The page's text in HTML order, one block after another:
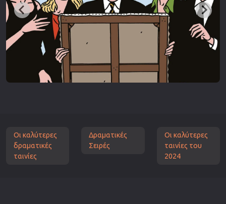
Οι καλύτερες
δραματικές
ταινίες
Δραματικές
Σειρές
Οι καλύτερες
ταινίες του
2024